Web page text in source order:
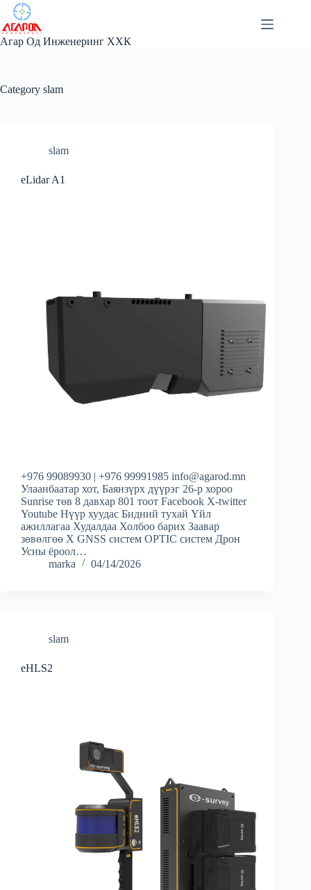
Skip
content
Агар Од Инженеринг ХХК
Category slam
slam
eLidar A1
+976 99089930 | +976 99991985 info@agarod.mn
Улаанбаатар хот, Баянзүрх дүүрэг 26-р хороо
Sunrise төв 8 давхар 801 тоот Facebook X-twitter
Youtube Нүүр хуудас Бидний тухай Үйл
ажиллагаа Худалдаа Холбоо барих Заавар
зөвөлгөө X GNSS систем OPTIC систем Дрон
Усны ёроол…
marka
04/14/2026
slam
eHLS2